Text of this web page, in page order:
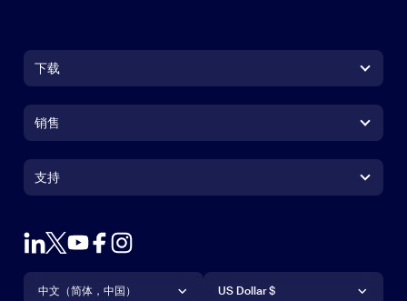
下载
Zoom Rooms 应用Zoom Rooms 应用
Zoom Rooms Controller
Outlook 插件
Android 应用Android 应用
销售
联系销售人员
申请演示
网络研讨会和活动
支持
支持
账户
语言
中文（简体，中国）
货币
US Dollar $